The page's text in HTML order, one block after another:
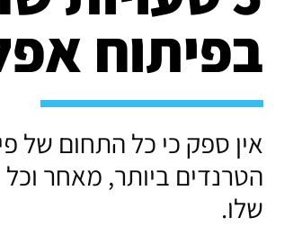
בפיתוח
אין ספק כי כל התחום של
הטרנדים ביותר, מאחר
שלו.